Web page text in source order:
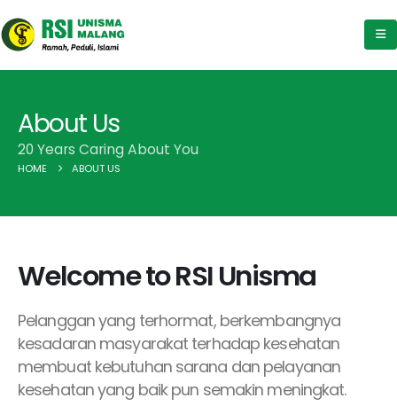
About Us
20 Years Caring About You
HOME ABOUT US
Welcome to RSI Unisma
Pelanggan yang terhormat, berkembangnya
kesadaran masyarakat terhadap kesehatan
membuat kebutuhan sarana dan pelayanan
kesehatan yang baik pun semakin meningkat.